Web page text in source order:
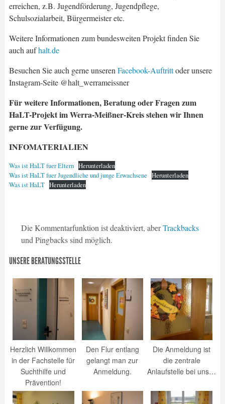
erreichen, z.B. Jugendförderung, Jugendpflege,
Schulsozialarbeit, Bürgermeister etc.
Weitere Informationen zum bundesweiten Projekt finden Sie
auch aufhalt.de
Besuchen Sie auch gerne unseren Facebook-Auftrittoder unsere
Instagram-Seite @halt_werrameissner
Für weitere Informationen, Beratung oder Fragen zum
HaLT-Projekt im Werra-Meißner-Kreis stehen wir Ihnen
gerne zur Verfügung.
INFOMATERIALIEN
Was ist HaLT fuer Eltern Herunterladen
Was ist HaLT fuer Jugendliche und junge Erwachsene Herunterladen
Was ist HaLT Herunterladen
Die Kommentarfunktion ist deaktiviert, aberTrackbacks
und Pingbacks sind möglich.
UNSERE BERATUNGSSTELLE
Herzlich Willkommen
in der Fachstelle für
Suchthilfe und
Prävention!
Den Flur entlang
gelangt man zur
Anmeldung.
Die Anmeldung ist
die zentrale
Anlaufstelle bei uns…